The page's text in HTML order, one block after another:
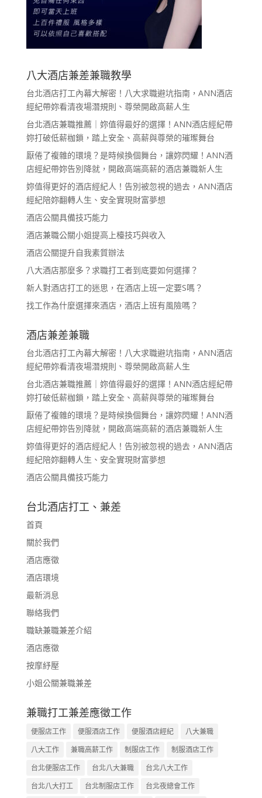
八大酒店兼差兼職教學
台北酒店打工內幕大解密！八大求職避坑指南，ANN酒店
經紀帶妳看清夜場潛規則、尊榮開啟高薪人生
台北酒店兼職推薦｜妳值得最好的選擇！ANN酒店經紀帶
妳打破低薪枷鎖，踏上安全、高薪與尊榮的璀璨舞台
厭倦了複雜的環境？是時候換個舞台，讓妳閃耀！ANN酒
店經紀帶妳告別降就，開啟高端高薪的酒店兼職新人生
妳值得更好的酒店經紀人！告別被忽視的過去，ANN酒店
經紀陪妳翻轉人生、安全實現財富夢想
酒店公關具備技巧能力
酒店兼職公關小姐提高上檯技巧與收入
酒店公關提升自我素質辦法
八大酒店那麼多？求職打工者到底要如何選擇？
新人對酒店打工的迷思，在酒店上班一定要S嗎？
找工作為什麼選擇來酒店，酒店上班有風險嗎？
酒店兼差兼職
台北酒店打工內幕大解密！八大求職避坑指南，ANN酒店
經紀帶妳看清夜場潛規則、尊榮開啟高薪人生
台北酒店兼職推薦｜妳值得最好的選擇！ANN酒店經紀帶
妳打破低薪枷鎖，踏上安全、高薪與尊榮的璀璨舞台
厭倦了複雜的環境？是時候換個舞台，讓妳閃耀！ANN酒
店經紀帶妳告別降就，開啟高端高薪的酒店兼職新人生
妳值得更好的酒店經紀人！告別被忽視的過去，ANN酒店
經紀陪妳翻轉人生、安全實現財富夢想
酒店公關具備技巧能力
台北酒店打工、兼差
首頁
關於我們
酒店應徵
酒店環境
最新消息
聯絡我們
職缺兼職兼差介紹
酒店應徵
按摩紓壓
小姐公關兼職兼差
兼職打工兼差應徵工作
便服店工作 便服酒店工作 便服酒店經紀
八大兼職
八大工作
兼職高薪工作 制服店工作
制服酒店工作
台北便服店工作
台北八大兼職
台北八大工作
台北八大打工
台北制服店工作
台北夜總會工作